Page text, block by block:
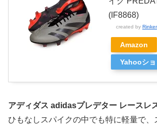
(IF8868)
created by Rinker
Amazon
Yahooシ
アディダス adidasプレデター レースレ
ひもなしスパイクの中でも特に軽量で、